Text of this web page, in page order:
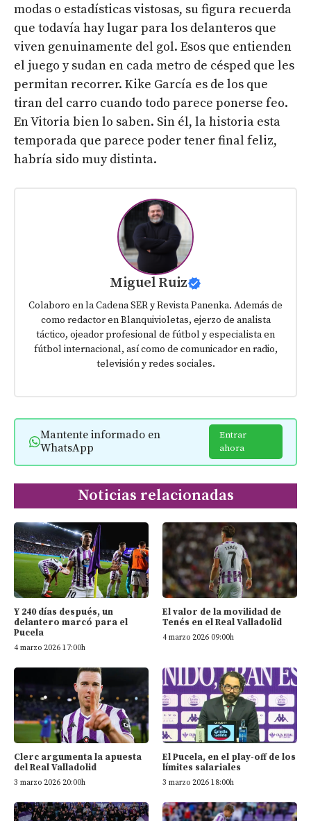
modas o estadísticas vistosas, su figura recuerda
que todavía hay lugar para los delanteros que
viven genuinamente del gol. Esos que entienden
el juego y sudan en cada metro de césped que les
permitan recorrer. Kike García es de los que
tiran del carro cuando todo parece ponerse feo.
En Vitoria bien lo saben. Sin él, la historia esta
temporada que parece poder tener final feliz,
habría sido muy distinta.
Miguel Ruiz
Colaboro en la Cadena SER y Revista Panenka. Además de
como redactor en Blanquivioletas, ejerzo de analista
táctico, ojeador profesional de fútbol y especialista en
fútbol internacional, así como de comunicador en radio,
televisión y redes sociales.
Mantente informado en
WhatsApp
Entrar
ahora
Noticias relacionadas
Y 240 días después, un
delantero marcó para el
Pucela
4 marzo 2026 17:00h
El valor de la movilidad de
Tenés en el Real Valladolid
4 marzo 2026 09:00h
Clerc argumenta la apuesta
del Real Valladolid
3 marzo 2026 20:00h
El Pucela, en el play-off de los
límites salariales
3 marzo 2026 18:00h